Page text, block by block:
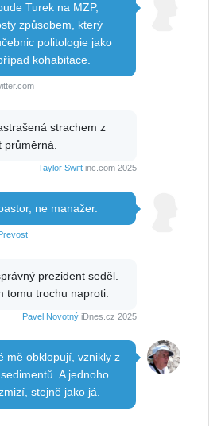
Turek na MZP,
způsobem, který
politologie jako
kohabitace.
strachem z
průměrná.
Taylor Swift inc.com 2025
ne manažer.
prezident seděl.
tomu trochu naproti.
Pavel Novotný iDnes.cz 2025
mě obklopují, vznikly z
A jednoho
stejně jako já.